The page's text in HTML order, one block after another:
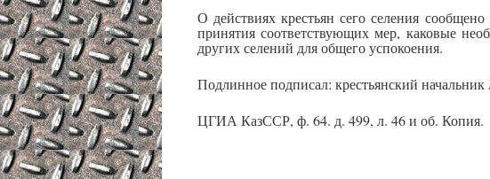
О действиях крестьян сего селения
принятия соответствующих мер, каковые
других селений для общего успокоения.
Подлинное подписал: крестьянский начальник
ЦГИА КазССР, ф. 64. д. 499, л. 46 и об. Копия.